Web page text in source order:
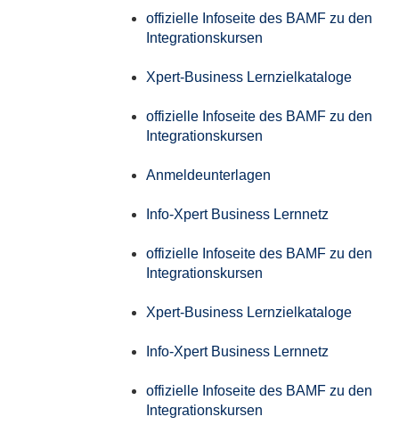
offizielle Infoseite des BAMF zu den
Integrationskursen
Xpert-Business Lernzielkataloge
offizielle Infoseite des BAMF zu den
Integrationskursen
Anmeldeunterlagen
Info-Xpert Business Lernnetz
offizielle Infoseite des BAMF zu den
Integrationskursen
Xpert-Business Lernzielkataloge
Info-Xpert Business Lernnetz
offizielle Infoseite des BAMF zu den
Integrationskursen